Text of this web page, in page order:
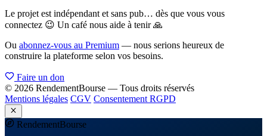
Le projet est indépendant et sans pub… dès que vous vous
connectez 😉 Un café nous aide à tenir 🙏
Ou abonnez-vous au Premium — nous serions heureux de
construire la plateforme selon vos besoins.
Faire un don
© 2026 RendementBourse — Tous droits réservés
Mentions légales CGV Consentement RGPD
RendementBourse